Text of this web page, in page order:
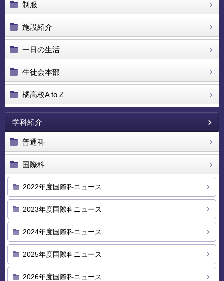
制服
施設紹介
一日の生活
生徒会本部
橘高校A to Z
学科紹介
普通科
国際科
2022年度国際科ニュース
2023年度国際科ニュース
2024年度国際科ニュース
2025年度国際科ニュース
2026年度国際科ニュース